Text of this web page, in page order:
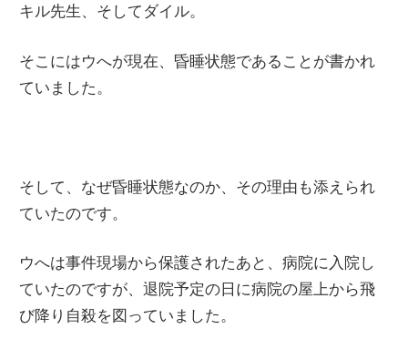
キル先生、そしてダイル。
そこにはウへが現在、昏睡状態であることが書かれ
ていました。
そして、なぜ昏睡状態なのか、その理由も添えられ
ていたのです。
ウへは事件現場から保護されたあと、病院に入院し
ていたのですが、退院予定の日に病院の屋上から飛
び降り自殺を図っていました。